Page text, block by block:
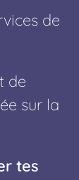
de
de
sur la
tes